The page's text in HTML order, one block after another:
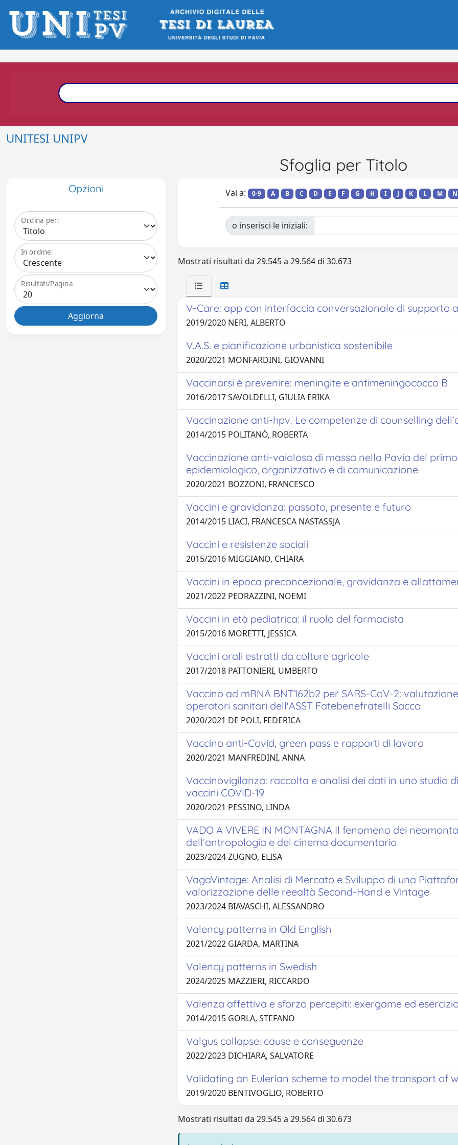
UNITESI UNIPV
Sfoglia per Titolo
Opzioni
Ordina per:
In ordine:
Risultati/Pagina
Vai a: 0-9 A B C D E F G H I J K L M N
o inserisci le iniziali:
Mostrati risultati da 29.545 a 29.564 di 30.673
V-Care: app con interfaccia conversazionale di supporto
2019/2020 NERI, ALBERTO
V.A.S. e pianificazione urbanistica sostenibile
2020/2021 MONFARDINI, GIOVANNI
Vaccinarsi è prevenire: meningite e antimeningococco B
2016/2017 SAVOLDELLI, GIULIA ERIKA
Vaccinazione anti-hpv. Le competenze di counselling
2014/2015 POLITANÒ, ROBERTA
Vaccinazione anti-vaiolosa di massa nella Pavia del
epidemiologico, organizzativo e di comunicazione
2020/2021 BOZZONI, FRANCESCO
Vaccini e gravidanza: passato, presente e futuro
2014/2015 LIACI, FRANCESCA NASTASSJA
Vaccini e resistenze sociali
2015/2016 MIGGIANO, CHIARA
Vaccini in epoca preconcezionale, gravidanza e
2021/2022 PEDRAZZINI, NOEMI
Vaccini in età pediatrica: il ruolo del farmacista
2015/2016 MORETTI, JESSICA
Vaccini orali estratti da colture agricole
2017/2018 PATTONIERI, UMBERTO
Vaccino ad mRNA BNT162b2 per SARS-CoV-2:
operatori sanitari dell'ASST Fatebenefratelli Sacco
2020/2021 DE POLI, FEDERICA
Vaccino anti-Covid, green pass e rapporti di lavoro
2020/2021 MANFREDINI, ANNA
Vaccinovigilanza: raccolta e analisi dei dati in uno studio
vaccini COVID-19
2020/2021 PESSINO, LINDA
VADO A VIVERE IN MONTAGNA Il fenomeno dei
dell’antropologia e del cinema documentario
2023/2024 ZUGNO, ELISA
VagaVintage: Analisi di Mercato e Sviluppo di una
valorizzazione delle reealtà Second-Hand e Vintage
2023/2024 BIAVASCHI, ALESSANDRO
Valency patterns in Old English
2021/2022 GIARDA, MARTINA
Valency patterns in Swedish
2024/2025 MAZZIERI, RICCARDO
Valenza affettiva e sforzo percepiti: exergame ed
2014/2015 GORLA, STEFANO
Valgus collapse: cause e conseguenze
2022/2023 DICHIARA, SALVATORE
Validating an Eulerian scheme to model the transport of
2019/2020 BENTIVOGLIO, ROBERTO
Mostrati risultati da 29.545 a 29.564 di 30.673